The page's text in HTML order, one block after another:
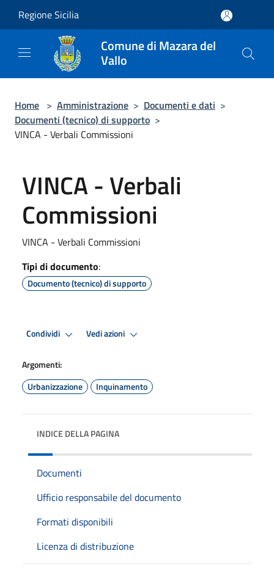
Regione Sicilia
Comune di Mazara del
Vallo
Home > Amministrazione > Documenti e dati >
Documenti (tecnico) di supporto >
VINCA - Verbali Commissioni
VINCA - Verbali
Commissioni
VINCA - Verbali Commissioni
Tipi di documento:
Documento (tecnico) di supporto
Condividi Vedi azioni
Argomenti:
Urbanizzazione
Inquinamento
INDICE DELLA PAGINA
Documenti
Ufficio responsabile del documento
Formati disponibili
Licenza di distribuzione